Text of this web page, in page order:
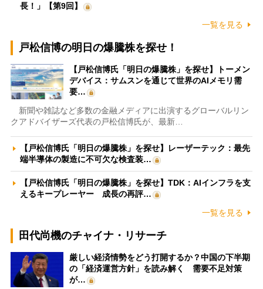
長！」【第9回】
一覧を見る
戸松信博の明日の爆騰株を探せ！
【戸松信博氏「明日の爆騰株」を探せ】トーメン
デバイス：サムスンを通じて世界のAIメモリ需
要…
新聞や雑誌など多数の金融メディアに出演するグローバルリン
クアドバイザーズ代表の戸松信博氏が、最新…
【戸松信博氏「明日の爆騰株」を探せ】レーザーテック：最先
端半導体の製造に不可欠な検査装…
【戸松信博氏「明日の爆騰株」を探せ】TDK：AIインフラを支
えるキープレーヤー 成長の再評…
一覧を見る
田代尚機のチャイナ・リサーチ
厳しい経済情勢をどう打開するか？中国の下半期
の「経済運営方針」を読み解く 需要不足対策
が…